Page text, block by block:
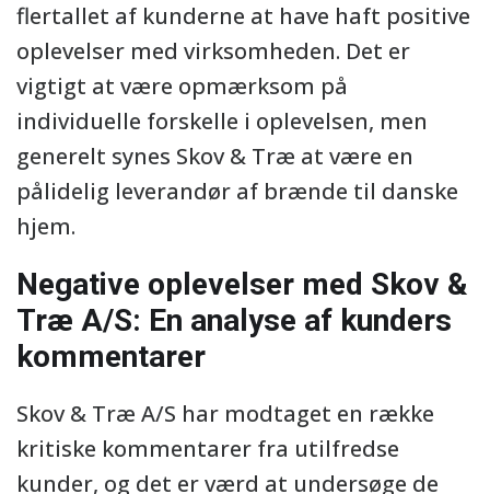
flertallet af kunderne at have haft positive
oplevelser med virksomheden. Det er
vigtigt at være opmærksom på
individuelle forskelle i oplevelsen, men
generelt synes Skov & Træ at være en
pålidelig leverandør af brænde til danske
hjem.
Negative oplevelser med Skov &
Træ A/S: En analyse af kunders
kommentarer
Skov & Træ A/S har modtaget en række
kritiske kommentarer fra utilfredse
kunder, og det er værd at undersøge de